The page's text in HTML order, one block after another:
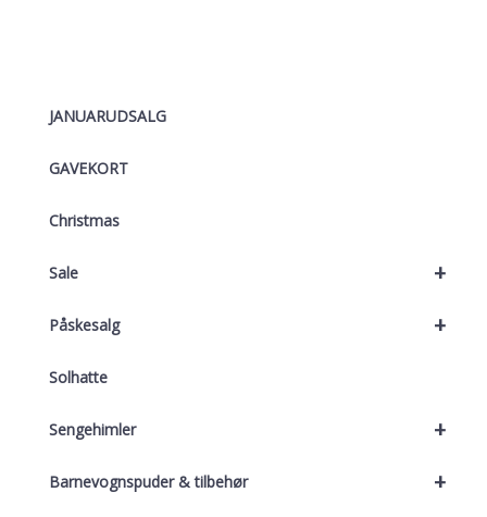
JANUARUDSALG
GAVEKORT
Christmas
+
Sale
+
Påskesalg
Solhatte
+
Sengehimler
+
Barnevognspuder & tilbehør